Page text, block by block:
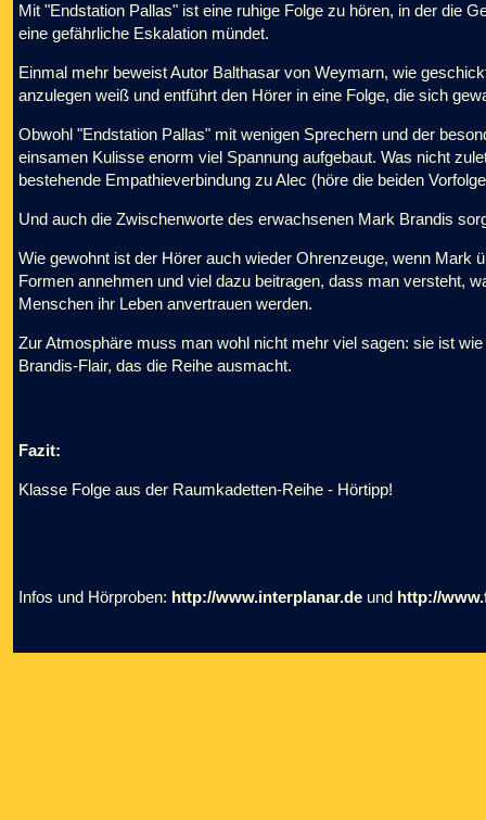
Mit "Endstation Pallas" ist eine ruhige Folge zu hören, in der die
eine gefährliche Eskalation mündet.
Einmal mehr beweist Autor Balthasar von Weymarn, wie
anzulegen weiß und entführt den Hörer in eine Folge, die sich
Obwohl "Endstation Pallas" mit wenigen Sprechern und der
einsamen Kulisse enorm viel Spannung aufgebaut. Was nicht
bestehende Empathieverbindung zu Alec (höre die beiden
Und auch die Zwischenworte des erwachsenen Mark Brandis
Wie gewohnt ist der Hörer auch wieder Ohrenzeuge, wenn Mark
Formen annehmen und viel dazu beitragen, dass man versteht,
Menschen ihr Leben anvertrauen werden.
Zur Atmosphäre muss man wohl nicht mehr viel sagen: sie ist
Brandis-Flair, das die Reihe ausmacht.
Fazit:
Klasse Folge aus der Raumkadetten-Reihe - Hörtipp!
Infos und Hörproben: http://www.interplanar.de und http://